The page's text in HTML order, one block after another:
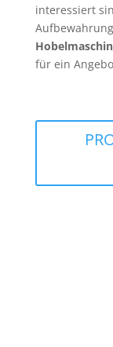
interessiert
für ein